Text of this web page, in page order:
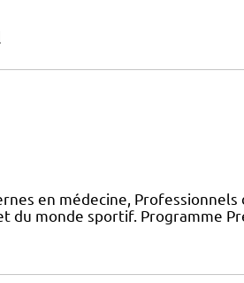
en médecine,
du monde sportif. Programme